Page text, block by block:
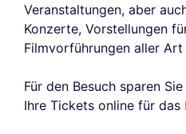
Veranstaltungen, aber
Konzerte, Vorstellungen
Filmvorführungen aller
Für den Besuch sparen
Ihre Tickets online für das